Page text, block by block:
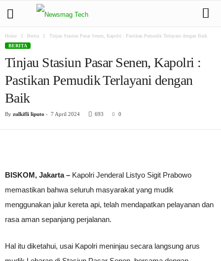
Home Berita
Tinjau Stasiun Pasar Senen, Kapolri : Pastikan Pemudik Terlayani dengan Baik
BERITA
Tinjau Stasiun Pasar Senen, Kapolri :
Pastikan Pemudik Terlayani dengan
Baik
By zulkifli liputo - 7 April 2024 693 0
BISKOM, Jakarta – Kapolri Jenderal Listyo Sigit Prabowo
memastikan bahwa seluruh masyarakat yang mudik
menggunakan jalur kereta api, telah mendapatkan pelayanan dan
rasa aman sepanjang perjalanan.
Hal itu diketahui, usai Kapolri meninjau secara langsung arus